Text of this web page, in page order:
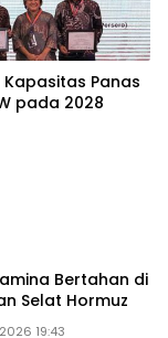
Kapasitas Panas
pada 2028
Bertahan di
Selat Hormuz
19:43